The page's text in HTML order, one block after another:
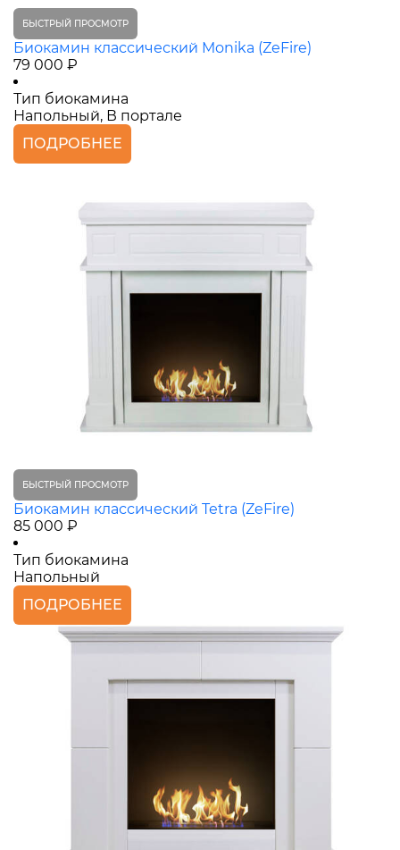
БЫСТРЫЙ ПРОСМОТР
Биокамин классический Monika (ZeFire)
79 000 ₽
Тип биокамина
Напольный, В портале
ПОДРОБНЕЕ
БЫСТРЫЙ ПРОСМОТР
Биокамин классический Tetra (ZeFire)
85 000 ₽
Тип биокамина
Напольный
ПОДРОБНЕЕ